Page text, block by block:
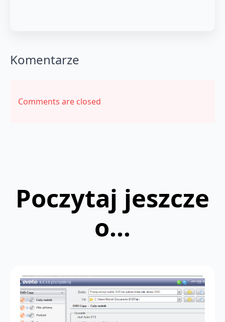
Komentarze
Comments are closed
Poczytaj jeszcze
o...